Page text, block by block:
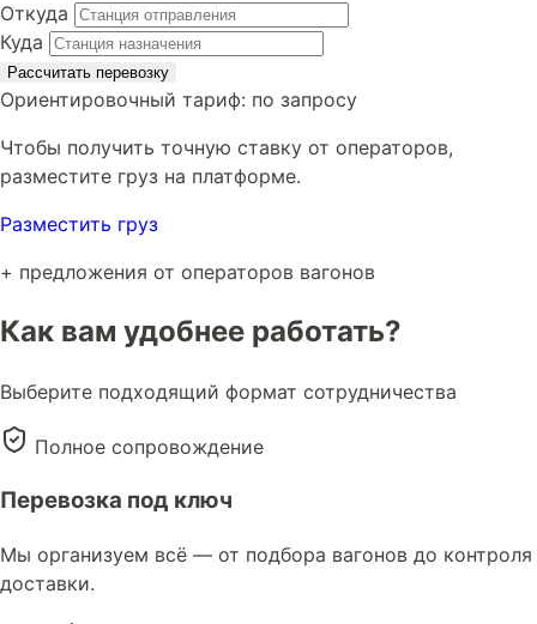
Откуда
Куда
Рассчитать перевозку
Ориентировочный тариф: по запросу
Чтобы получить точную ставку от операторов,
разместите груз на платформе.
Разместить груз
+ предложения от операторов вагонов
Как вам удобнее работать?
Выберите подходящий формат сотрудничества
Полное сопровождение
Перевозка под ключ
Мы организуем всё — от подбора вагонов до контроля
доставки.